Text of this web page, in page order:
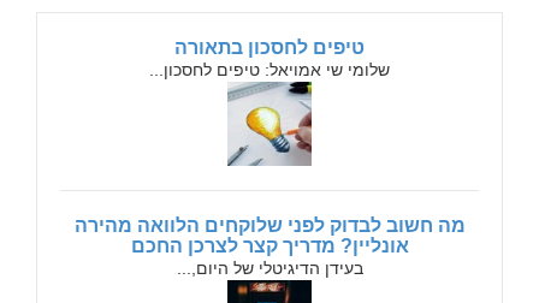
טיפים לחסכון בתאורה
שלומי שי אמויאל: טיפים לחסכון...
מה חשוב לבדוק לפני שלוקחים הלוואה מהירה
אונליין? מדריך קצר לצרכן החכם
בעידן הדיגיטלי של היום,...